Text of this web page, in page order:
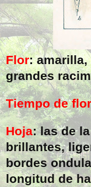
Flor:
grandes
Tiempo de
Hoja: las de
brillantes,
bordes
longitud de